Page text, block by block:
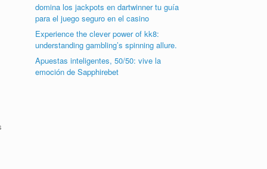
domina los jackpots en dartwinner tu guía
para el juego seguro en el casino
Experience the clever power of kk8:
understanding gambling’s spinning allure.
Apuestas inteligentes, 50/50: vive la
emoción de Sapphirebet